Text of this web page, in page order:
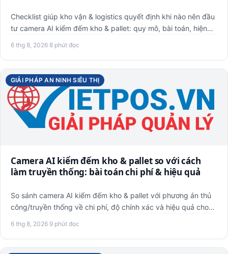
Checklist giúp kho vận & logistics quyết định khi nào nên đầu
tư camera AI kiểm đếm kho & pallet: quy mô, bài toán, hiện…
6 thg 8, 2026·8 phút đọc
GIẢI PHÁP AN NINH SIÊU THỊ
Camera AI kiểm đếm kho & pallet so với cách
làm truyền thống: bài toán chi phí & hiệu quả
So sánh camera AI kiểm đếm kho & pallet với phương án thủ
công/truyền thống về chi phí, độ chính xác và hiệu quả cho
6 thg 8, 2026·9 phút đọc